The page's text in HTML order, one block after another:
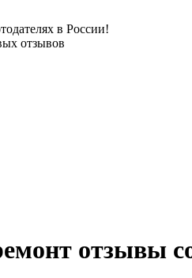
в России!
отзывов
отзывы